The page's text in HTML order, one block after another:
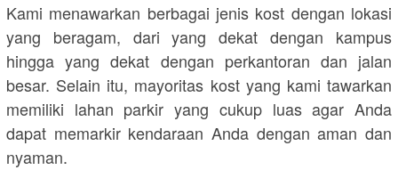
Kami menawarkan berbagai jenis kost dengan lokasi
yang beragam, dari yang dekat dengan kampus
hingga yang dekat dengan perkantoran dan jalan
besar. Selain itu, mayoritas kost yang kami tawarkan
memiliki lahan parkir yang cukup luas agar Anda
dapat memarkir kendaraan Anda dengan aman dan
nyaman.